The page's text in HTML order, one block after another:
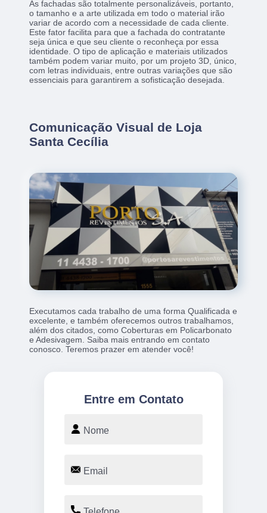
As fachadas são totalmente personalizáveis, portanto,
o tamanho e a arte utilizada em todo o material irão
variar de acordo com a necessidade de cada cliente.
Este fator facilita para que a fachada do contratante
seja única e que seu cliente o reconheça por essa
identidade. O tipo de aplicação e materiais utilizados
também podem variar muito, por um projeto 3D, único,
com letras individuais, entre outras variações que são
essenciais para garantirem a sofisticação desejada.
Comunicação Visual de Loja
Santa Cecília
Executamos cada trabalho de uma forma Qualificada e
excelente, e também oferecemos outros trabalhamos,
além dos citados, como Coberturas em Policarbonato
e Adesivagem. Saiba mais entrando em contato
conosco. Teremos prazer em atender você!
Entre em Contato